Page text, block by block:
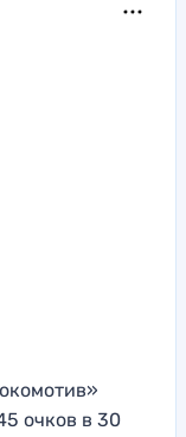
очков в 30